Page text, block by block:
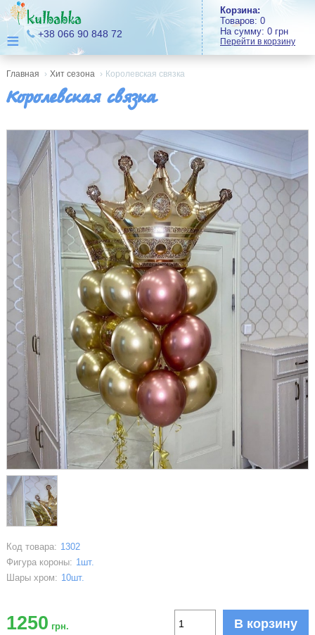
≡ +38 066 90 848 72
Корзина:
Товаров: 0
На сумму: 0 грн
Перейти в корзину
Главная › Хит сезона › Королевская связка
Королевская связка
Код товара: 1302
Фигура короны: 1шт.
Шары хром: 10шт.
1250 грн. В корзину